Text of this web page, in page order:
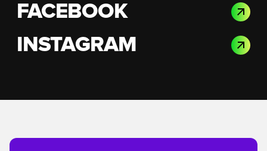
FACEBOOK
INSTAGRAM